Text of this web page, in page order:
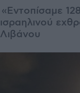
«Eντοπίσαμε
ισραηλινού
Λιβάνου